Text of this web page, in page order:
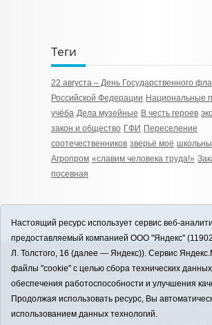
Теги
22 августа – День Государственного
Российской Федерации Национальные
учёба Дела музейные В честь героев
закон и общество ГФИ Переселение
соотечественников зверьё моё
Агропром «славим человека труда!»
посевная
12+
ЗАВОДОУКОВСК online / Новости
Заводоуковского муниципального
Учредитель: АНО "Информационно-
Настоящий ресурс использует сервис веб-
предоставляемый компанией ООО "Яндекс"
Л. Толстого, 16 (далее — Яндекс)). Сервис
файлы "cookie" с целью сбора технических
обеспечения работоспособности и улучшения
Продолжая использовать ресурс, Вы
использованием данных технологий.